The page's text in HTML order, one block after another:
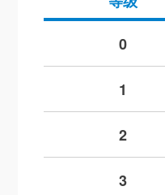
0
1
2
3